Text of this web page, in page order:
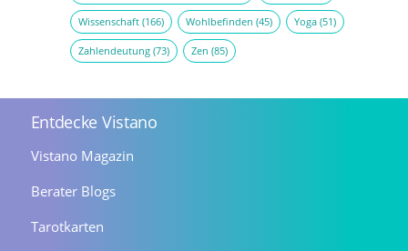
Wissenschaft(166) Wohlbefinden (45) Yoga(51)
Zahlendeutung(73) Zen (85)
Entdecke Vistano
Vistano Magazin
Berater Blogs
Tarotkarten